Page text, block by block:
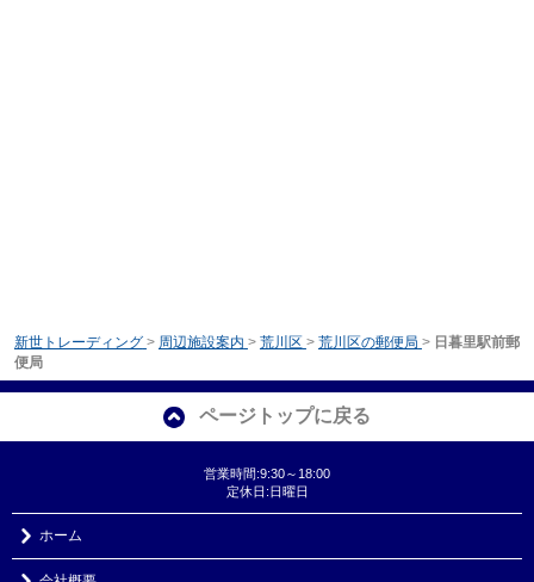
新世トレーディング > 周辺施設案内 > 荒川区 > 荒川区の郵便局 > 日暮里駅前郵
便局
ページトップに戻る
営業時間:9:30～18:00
定休日:日曜日
ホーム